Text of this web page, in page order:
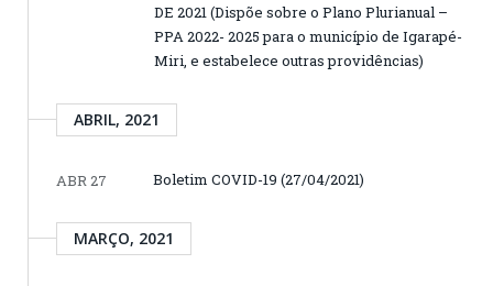
DE 2021 (Dispõe sobre o Plano Plurianual –
PPA 2022- 2025 para o município de Igarapé-
Miri, e estabelece outras providências)
ABRIL, 2021
ABR 27 Boletim COVID-19 (27/04/2021)
MARÇO, 2021